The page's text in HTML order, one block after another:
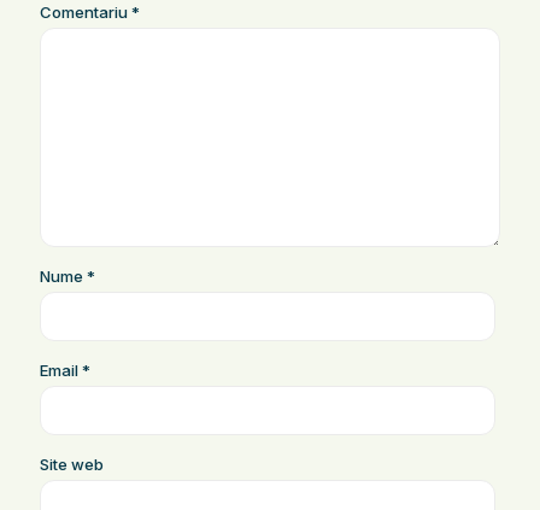
Comentariu*
Nume *
Email*
Site web